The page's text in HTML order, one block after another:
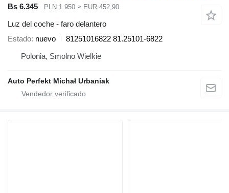
Bs 6.345 PLN 1.950 ≈ EUR 452,90
Luz del coche - faro delantero
Estado nuevo
81251016822 81.25101-6822
Polonia, Smolno Wielkie
Auto Perfekt Michał Urbaniak